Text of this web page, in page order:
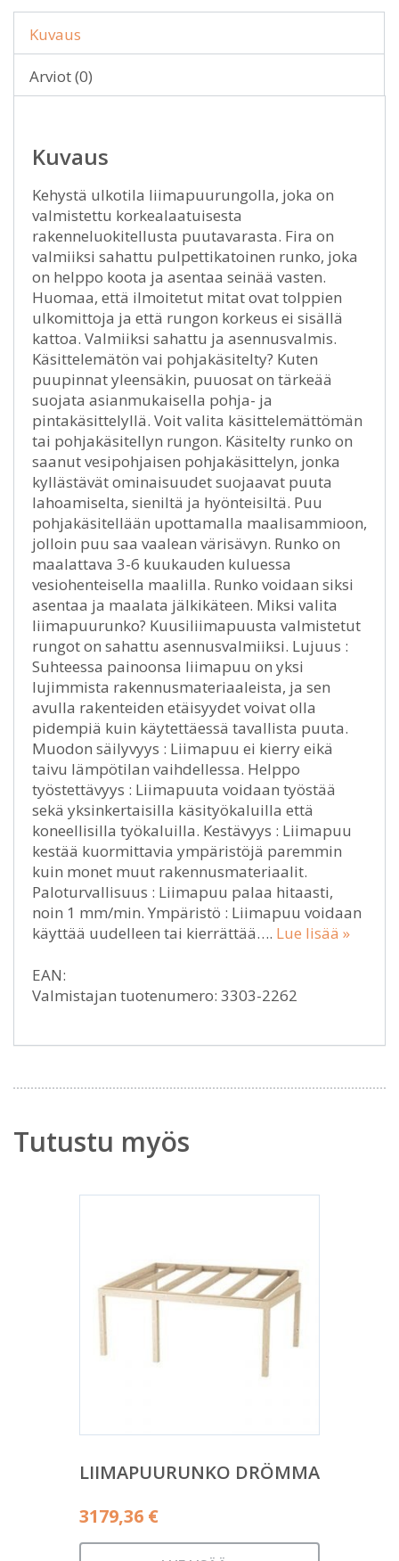
Kuvaus
Arviot (0)
Kuvaus
Kehystä ulkotila liimapuurungolla, joka on
valmistettu korkealaatuisesta
rakenneluokitellusta puutavarasta. Fira on
valmiiksi sahattu pulpettikatoinen runko, joka
on helppo koota ja asentaa seinää vasten.
Huomaa, että ilmoitetut mitat ovat tolppien
ulkomittoja ja että rungon korkeus ei sisällä
kattoa. Valmiiksi sahattu ja asennusvalmis.
Käsittelemätön vai pohjakäsitelty? Kuten
puupinnat yleensäkin, puuosat on tärkeää
suojata asianmukaisella pohja- ja
pintakäsittelyllä. Voit valita käsittelemättömän
tai pohjakäsitellyn rungon. Käsitelty runko on
saanut vesipohjaisen pohjakäsittelyn, jonka
kyllästävät ominaisuudet suojaavat puuta
lahoamiselta, sieniltä ja hyönteisiltä. Puu
pohjakäsitellään upottamalla maalisammioon,
jolloin puu saa vaalean värisävyn. Runko on
maalattava 3-6 kuukauden kuluessa
vesiohenteisella maalilla. Runko voidaan siksi
asentaa ja maalata jälkikäteen. Miksi valita
liimapuurunko? Kuusiliimapuusta valmistetut
rungot on sahattu asennusvalmiiksi. Lujuus :
Suhteessa painoonsa liimapuu on yksi
lujimmista rakennusmateriaaleista, ja sen
avulla rakenteiden etäisyydet voivat olla
pidempiä kuin käytettäessä tavallista puuta.
Muodon säilyvyys : Liimapuu ei kierry eikä
taivu lämpötilan vaihdellessa. Helppo
työstettävyys : Liimapuuta voidaan työstää
sekä yksinkertaisilla käsityökaluilla että
koneellisilla työkaluilla. Kestävyys : Liimapuu
kestää kuormittavia ympäristöjä paremmin
kuin monet muut rakennusmateriaalit.
Paloturvallisuus : Liimapuu palaa hitaasti,
noin 1 mm/min. Ympäristö : Liimapuu voidaan
käyttää uudelleen tai kierrättää…. Lue lisää »
EAN:
Valmistajan tuotenumero: 3303-2262
Tutustu myös
LIIMAPUURUNKO DRÖMMA
3179,36 €